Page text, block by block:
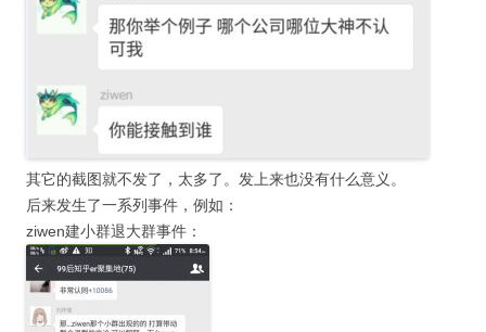
其它的截图就不发了，太多了。发上来也没有什么意义。
后来发生了一系列事件，例如：
ziwen建小群退大群事件：